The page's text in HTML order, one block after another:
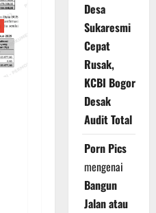
Desa
Sukaresmi
Cepat
Rusak,
KCBI Bogor
Desak
Audit Total
Porn Pics
mengenai
Bangun
Jalan atau